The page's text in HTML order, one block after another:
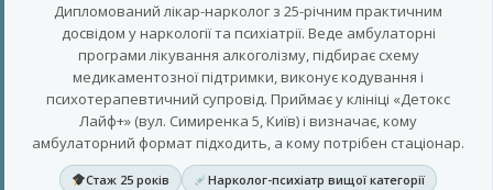
Дипломований лікар-нарколог з 25-річним практичним
досвідом у наркології та психіатрії. Веде амбулаторні
програми лікування алкоголізму, підбирає схему
медикаментозної підтримки, виконує кодування і
психотерапевтичний супровід. Приймає у клініці «Детокс
Лайф+» (вул. Симиренка 5, Київ) і визначає, кому
амбулаторний формат підходить, а кому потрібен стаціонар.
Стаж 25 років
Нарколог-психіатр вищої категорії